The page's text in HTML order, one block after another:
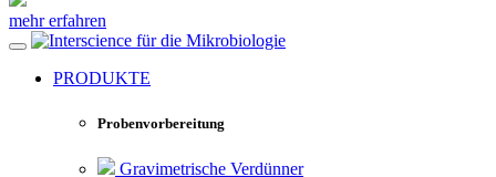
mehr erfahren
für die Mikrobiologie
PRODUKTE
Probenvorbereitung
Gravimetrische Verdünner